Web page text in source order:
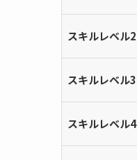
スキルレベル2
スキルレベル3
スキルレベル4